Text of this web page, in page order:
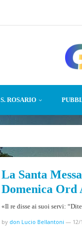
S. ROSARIO
La Santa
Domenica Ord
«Il re disse ai suoi servi:
by don Lucio Bellantoni — 12/